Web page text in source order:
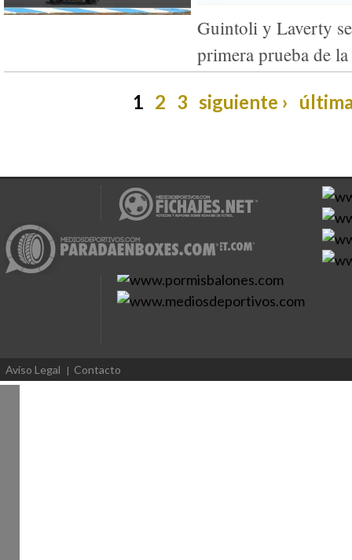
Guintoli y Laverty
primera prueba de
1 2 3 siguiente ›
Aviso Legal Contacto